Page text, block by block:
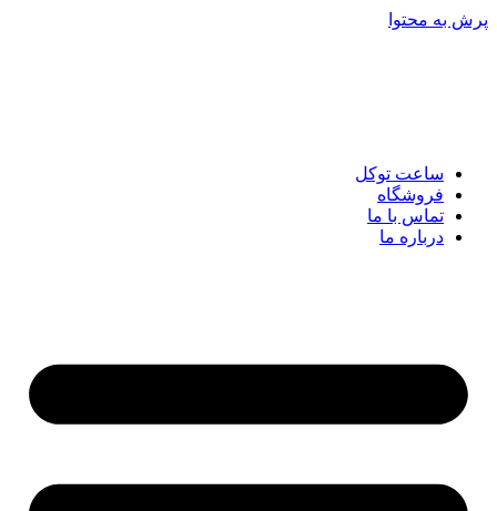
پرش به محتوا
ساعت توکل
فروشگاه
تماس با ما
درباره ما